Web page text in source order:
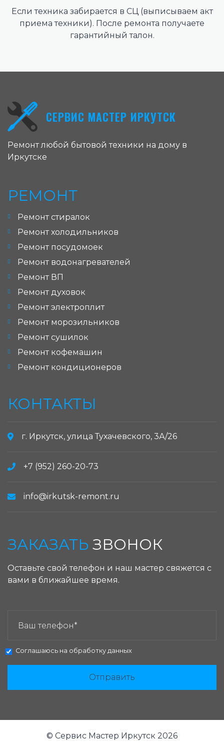
Если техника забирается в СЦ (выписываем акт
приема техники). После ремонта получаете
гарантийный талон.
СЕРВИС МАСТЕР ИРКУТСК
Ремонт любой бытовой техники на дому в
Иркутске
РЕМОНТ
Ремонт стиралок
Ремонт холодильников
Ремонт посудомоек
Ремонт водонагревателей
Ремонт ВП
Ремонт духовок
Ремонт электроплит
Ремонт морозильников
Ремонт сушилок
Ремонт кофемашин
Ремонт кондиционеров
КОНТАКТЫ
г. Иркутск, улица Тухачевского, 3А/26
+7 (952) 260-20-73
info@irkutsk-remont.ru
ЗАКАЗАТЬ ЗВОНОК
Оставьте свой телефон и наш мастер свяжется с
вами в ближайшее время.
Соглашаюсь на обработку данных
Отправить
© Сервис Мастер Иркутск 2026